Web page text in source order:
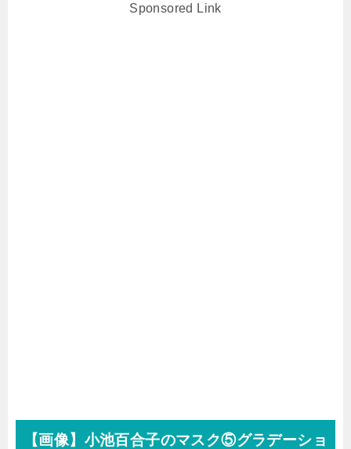
Sponsored Link
【画像】小池百合子のマスク⑤グラデーショ